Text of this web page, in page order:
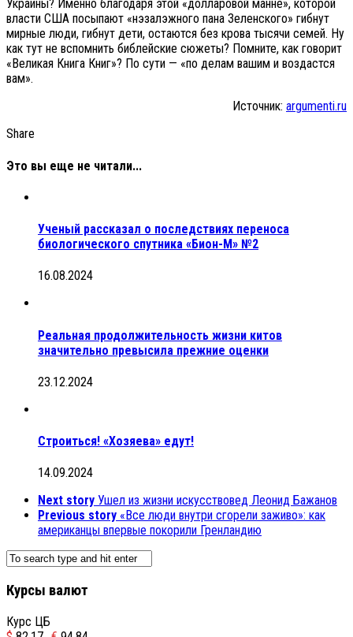
Украины? Именно благодаря этой «долларовой манне», которой
власти США посыпают «нэзалэжного пана Зеленского» гибнут
мирные люди, гибнут дети, остаются без крова тысячи семей. Ну
как тут не вспомнить библейские сюжеты? Помните, как говорит
«Великая Книга Книг»? По сути — «по делам вашим и воздастся
вам».
Источник: argumenti.ru
Share
Это вы еще не читали...
Ученый рассказал о последствиях переноса
биологического спутника «Бион-М» №2
16.08.2024
Реальная продолжительность жизни китов
значительно превысила прежние оценки
23.12.2024
Строиться! «Хозяева» едут!
14.09.2024
Next story Ушел из жизни искусствовед Леонид Бажанов
Previous story «Все люди внутри сгорели заживо»: как
американцы впервые покорили Гренландию
Курсы валют
Курс ЦБ